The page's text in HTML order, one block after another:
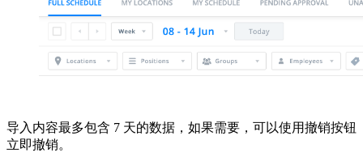
导入内容最多包含 7 天的数据，如果需要，可以使用撤销按钮
立即撤销。